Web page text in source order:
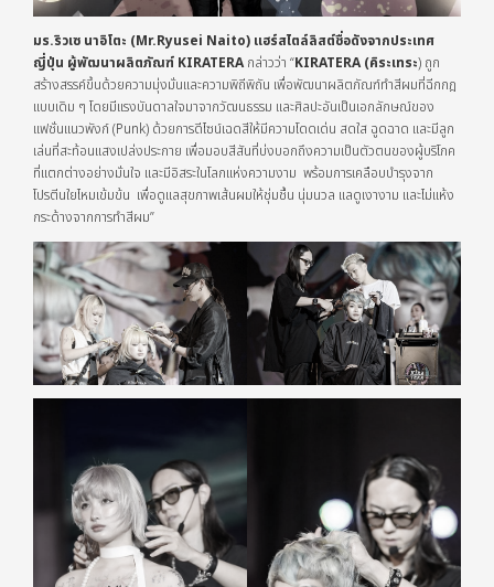
มร.ริวเซ นาอิโตะ (Mr.Ryusei Naito) แฮร์สไตล์ลิสต์ชื่อดังจากประเทศ
ญี่ปุ่น ผู้พัฒนาผลิตภัณฑ์ KIRATERA กล่าวว่า “KIRATERA (คิระเทระ) ถูก
สร้างสรรค์ขึ้นด้วยความมุ่งมั่นและความพิถีพิถัน เพื่อพัฒนาผลิตภัณฑ์ทำสีผมที่ฉีกกฎ
แบบเดิม ๆ โดยมีแรงบันดาลใจมาจากวัฒนธรรม และศิลปะอันเป็นเอกลักษณ์ของ
แฟชั่นแนวพังก์ (Punk) ด้วยการดีไซน์เฉดสีให้มีความโดดเด่น สดใส ฉูดฉาด และมีลูก
เล่นที่สะท้อนแสงเปล่งประกาย เพื่อมอบสีสันที่บ่งบอกถึงความเป็นตัวตนของผู้บริโภค
ที่แตกต่างอย่างมั่นใจ และมีอิสระในโลกแห่งความงาม พร้อมการเคลือบบำรุงจาก
โปรตีนใยไหมเข้มข้น เพื่อดูแลสุขภาพเส้นผมให้ชุ่มชื้น นุ่มนวล แลดูเงางาม และไม่แห้ง
กระด้างจากการทำสีผม”